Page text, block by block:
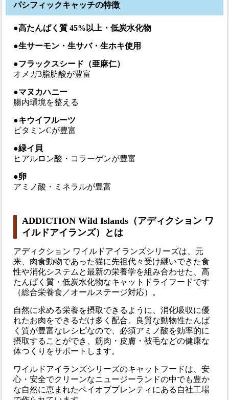
パシフィックキャッチの特徴
●高たんぱく質 45%以上・低炭水化物
●生サーモン・生サバ・生ホキ使用
●フラックスシード（亜麻仁）
オメガ3脂肪酸が豊富
●マヌカハニー
腸内環境を整える
●キウイフルーツ
ビタミンCが豊富
●緑イ貝
ヒアルロン酸・コラーゲンが豊富
●卵
アミノ酸・ミネラルが豊富
ADDICTION Wild Islands（アディクション ワ
イルドアイランズ）とは
アディクション ワイルドアイランズシリーズは、元
来、肉食動物であった猫に先祖代々受け継いできた食
性や消化システムと最新の栄養学を組み合わせた、高
たんぱく質・低炭水化物なキャットドライフードです
（総合栄養食／オールステージ対応）。
自然に求める栄養を摂取できるように、消化吸収に優
れたお肉をできるだけ多く配合。良質な動物性たんぱ
く質が豊富なレシピなので、必須アミノ酸を効率的に
摂取することができ、筋肉・皮膚・被毛などの健康な
体つくりをサポートします。
ワイルドアイランズシリーズのキャットフードは、安
心・安全でクリーンなニュージーランドの中でも豊か
な自然に恵まれたベイオブプレンティにある自社工場